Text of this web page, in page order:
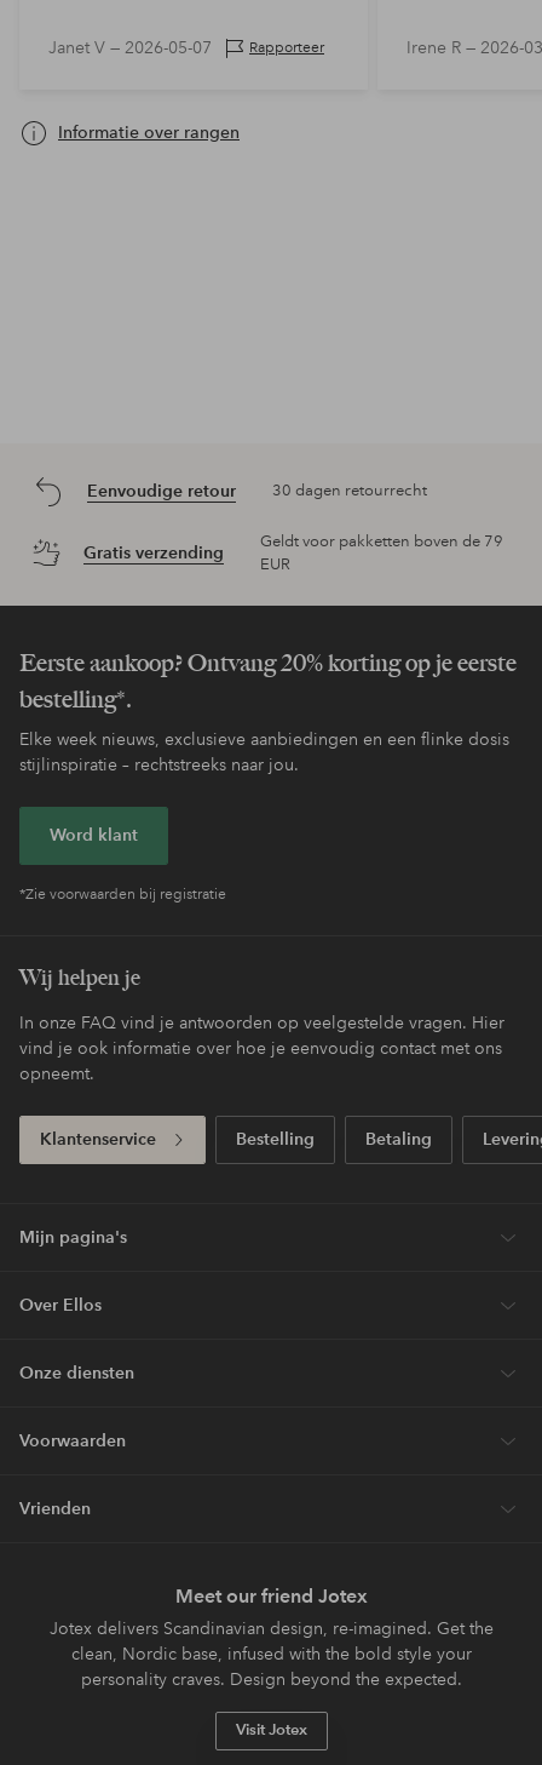
Janet V — 2026-05-07 Rapporteer Irene R — 2026-
Informatie over rangen
Eenvoudige retour 30 dagen retourrecht
Gratis verzending
Geldt voor pakketten boven de 79
EUR
Eerste aankoop? Ontvang 20% korting op je eerste
bestelling*.
Elke week nieuws, exclusieve aanbiedingen en een flinke dosis
stijlinspiratie – rechtstreeks naar jou.
Word klant
*Zie voorwaarden bij registratie
Wij helpen je
In onze FAQ vind je antwoorden op veelgestelde vragen. Hier
vind je ook informatie over hoe je eenvoudig contact met ons
opneemt.
Klantenservice Bestelling Betaling
Mijn pagina's
Over Ellos
Onze diensten
Voorwaarden
Vrienden
Meet our friend Jotex
Jotex delivers Scandinavian design, re-imagined. Get the
clean, Nordic base, infused with the bold style your
personality craves. Design beyond the expected.
Visit Jotex